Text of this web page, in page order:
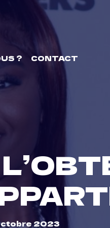
? CONTACT
2023